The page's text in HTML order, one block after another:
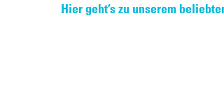
Hier geht’s zu unserem